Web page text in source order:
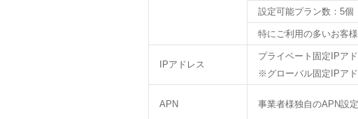
設定可能プラン数：5個
特にご利用の多いお客
IPアドレス
プライベート固定IPア
※グローバル固定IPア
APN 事業者様独自のAPN設